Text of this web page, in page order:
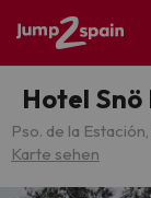
Hotel Snö
Pso. de la
Karte sehen